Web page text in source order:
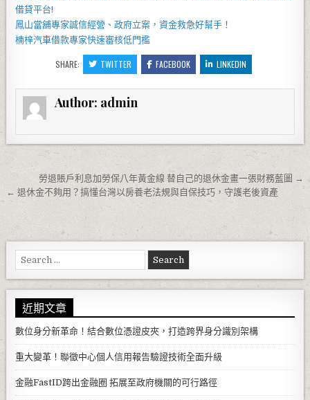
借貸平台!
鳳山當舖專家誠信經營、政府立案，資金救急好幫手！
楠梓汽車借款專家快速審核低門檻
SHARE: TWITTER FACEBOOK LINKEDIN
Author: admin
文章導覽
勞退賬戶利息加勞保八年黃金線 替自己的退休金畫一張財務藍圖 →
← 退休金不夠用？搞懂台灣以房養老法規與自保技巧，守護老後資產
Search for:
近期文章
數位身分新革命！結合數位憑證皮夾，打造跨界身分識別架構
重大變革！聯徵中心個人信用報告驗證技術全面升級
金融FastID跨出金融圈 拓展至政府機關的可行路徑